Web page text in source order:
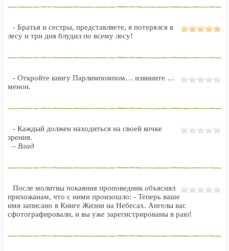
- Братья и сестры, представляете, я потерялся в
лесу и три дня блудил по всему лесу!
- Откройте книгу Парлимпомпом… извините …
менон.
- Каждый должен находиться на своей кочке
зрения.
– Влад
После молитвы покаяния проповедник объяснял
прихожанам, что с ними произошло: - Теперь ваше
имя записано в Книге Жизни на Небесах. Ангелы вас
сфотографировали, и вы уже зарегистрированы в раю!